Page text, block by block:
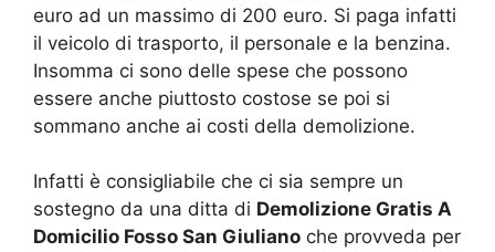
euro ad un massimo di 200 euro. Si paga infatti
il veicolo di trasporto, il personale e la benzina.
Insomma ci sono delle spese che possono
essere anche piuttosto costose se poi si
sommano anche ai costi della demolizione.
Infatti è consigliabile che ci sia sempre un
sostegno da una ditta di Demolizione Gratis A
Domicilio Fosso San Giuliano che provveda per